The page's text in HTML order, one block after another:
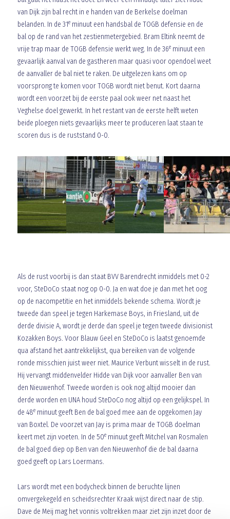
van Dijk zijn bal recht in e handen van de Berkelse doelman
belanden. In de 31eminuut een handsbal de TOGB defensie en de
bal op de rand van het zestienmetergebied. Bram Eltink neemt de
vrije trap maar de TOGB defensie werkt weg. In de 36eminuut een
gevaarlijk aanval van de gastheren maar quasi voor opendoel weet
de aanvaller de bal niet te raken. De uitgelezen kans om op
voorsprong te komen voor TOGB wordt niet benut. Kort daarna
wordt een voorzet bij de eerste paal ook weer net naast het
Veghelse doel gewerkt. In het restant van de eerste helft weten
beide ploegen niets gevaarlijks meer te produceren laat staan te
scoren dus is de ruststand 0-0.
Als de rust voorbij is dan staat BVV Barendrecht inmiddels met 0-2
voor, SteDoCo staat nog op 0-0. Ja en wat doe je dan met het oog
op de nacompetitie en het inmiddels bekende schema. Wordt je
tweede dan speel je tegen Harkemase Boys, in Friesland, uit de
derde divisie A, wordt je derde dan speel je tegen tweede divisionist
Kozakken Boys. Voor Blauw Geel en SteDoCo is laatst genoemde
qua afstand het aantrekkelijkst, qua bereiken van de volgende
ronde misschien juist weer niet. Maurice Verbunt wisselt in de rust.
Hij vervangt middenvelder Hidde van Dijk voor aanvaller Ben van
den Nieuwenhof. Tweede worden is ook nog altijd mooier dan
derde worden en UNA houd SteDoCo nog altijd op een gelijkspel. In
de 48eminuut geeft Ben de bal goed mee aan de opgekomen Jay
van Boxtel. De voorzet van Jay is prima maar de TOGB doelman
keert met zijn voeten. In de 50eminuut geeft Mitchel van Rosmalen
de bal goed diep op Ben van den Nieuwenhof die de bal daarna
goed geeft op Lars Loermans.
Lars wordt met een bodycheck binnen de beruchte lijnen
omvergekegeld en scheidsrechter Kraak wijst direct naar de stip.
Dave de Meij mag het vonnis voltrekken maar ziet zijn inzet door de